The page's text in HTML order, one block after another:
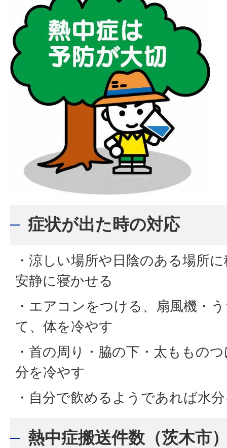
症状が出た時の対応
・涼しい場所や日陰のある場所
安静に寝かせる
・エアコンをつける、扇風機・
て、体を冷やす
・首の周り・脇の下・太ももの
分を冷やす
・自分で飲めるようであれば水
熱中症搬送件数（茨木市